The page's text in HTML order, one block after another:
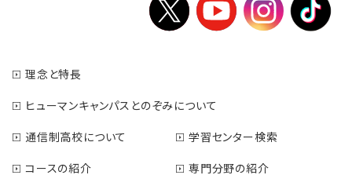
理念と特長
ヒューマンキャンパスとのぞみについて
通信制高校について
学習センター検索
コースの紹介
専門分野の紹介